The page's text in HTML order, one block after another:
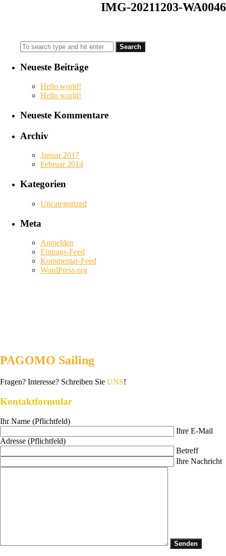
IMG-20211203-WA0046
Neueste Beiträge
Hello world!
Hello world!
Neueste Kommentare
Archiv
Januar 2017
Februar 2014
Kategorien
Uncategorized
Meta
Anmelden
Eintrags-Feed
Kommentar-Feed
WordPress.org
PAGOMO Sailing
Fragen? Interesse? Schreiben Sie UNS!
Kontaktformular
Ihr Name (Pflichtfeld)
Ihre E-Mail
Adresse (Pflichtfeld)
Betreff
Ihre Nachricht